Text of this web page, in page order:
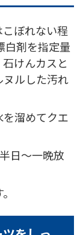
ぼれない程
剤を指定量
けんカスと
ルした汚れ
溜めてクエ
日～一晩放